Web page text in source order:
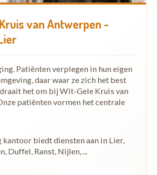
van Antwerpen -
Patiënten verplegen in hun eigen
daar waar ze zich het best
het om bij Wit-Gele Kruis van
patiënten vormen het centrale
biedt diensten aan in Lier,
Duffel, Ranst, Nijlen, ...